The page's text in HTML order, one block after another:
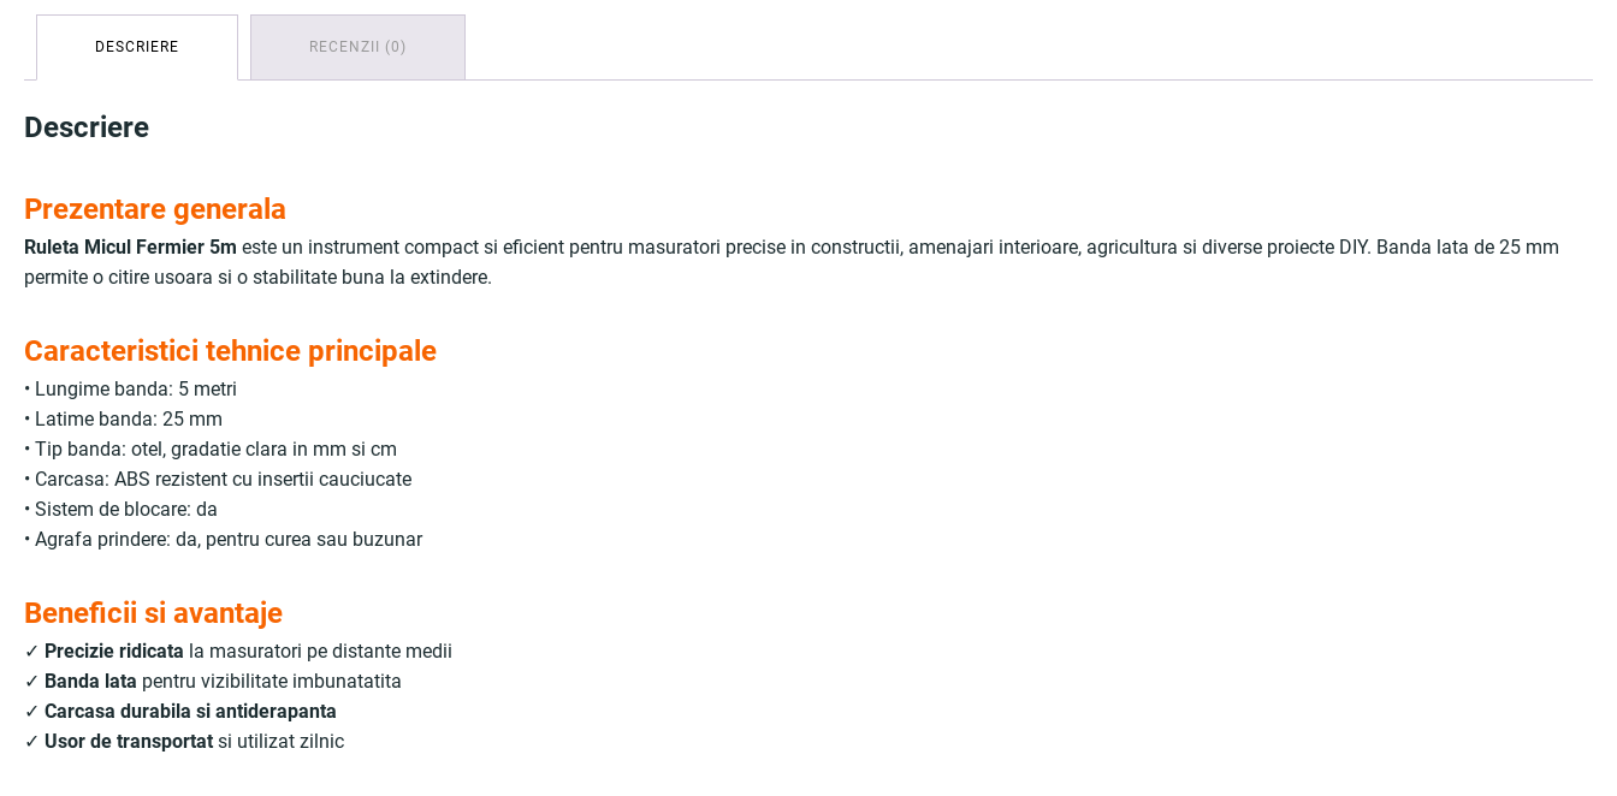
DESCRIERE RECENZII (0)
Descriere
Prezentare generala
Ruleta Micul Fermier 5m este un instrument compact si eficient pentru masuratori precise in constructii, amenajari interioare, agricultura si diverse proiecte DIY. Banda lata de 25 mm
permite o citire usoara si o stabilitate buna la extindere.
Caracteristici tehnice principale
• Lungime banda: 5 metri
• Latime banda: 25 mm
• Tip banda: otel, gradatie clara in mm si cm
• Carcasa: ABS rezistent cu insertii cauciucate
• Sistem de blocare: da
• Agrafa prindere: da, pentru curea sau buzunar
Beneficii si avantaje
✓ Precizie ridicata la masuratori pe distante medii
✓ Banda lata pentru vizibilitate imbunatatita
✓ Carcasa durabila si antiderapanta
✓ Usor de transportat si utilizat zilnic